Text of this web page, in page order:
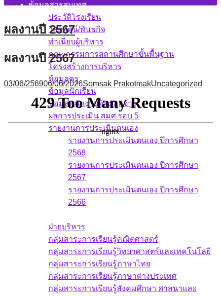
ข้อมูลสารสนเทศ
ประวัติโรงเรียน
วิสัยทัศน์/พันธกิจ
ทำเนียบผู้บริหาร
คณะกรรมการสถานศึกษาขั้นพื้นฐาน
โครงสร้างการบริหาร
ข้อมูลครู
ข้อมูลนักเรียน
ข้อมูลพนักงานจ้าง/ลูกจ้าง
ผลการประเมิน สมศ รอบ 5
รายงานการประเมินตนเอง
รายงานการประเมินตนเอง ปีการศึกษา
2568
รายงานการประเมินตนเอง ปีการศึกษา
2567
รายงานการประเมินตนเอง ปีการศึกษา
2566
ฝ่ายบริหาร
กลุ่มสาระการเรียนรู้คณิตศาสตร์
กลุ่มสาระการเรียนรู้วิทยาศาสตร์และเทคโนโลยี
กลุ่มสาระการเรียนรู้ภาษาไทย
กลุ่มสาระการเรียนรู้ภาษาต่างประเทศ
กลุ่มสาระการเรียนรู้สังคมศึกษา ศาสนาและ
ผลงานปี 2567
ผลงานปี 2567
03/06/256906/06/2026Somsak PrakotmakUncategorized